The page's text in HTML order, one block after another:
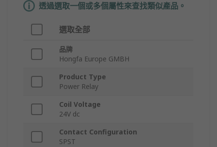
透過選取一個或多個屬性來查找類似產品。
選取全部
品牌
Hongfa Europe GMBH
Product Type
Power Relay
Coil Voltage
24V dc
Contact Configuration
SPST